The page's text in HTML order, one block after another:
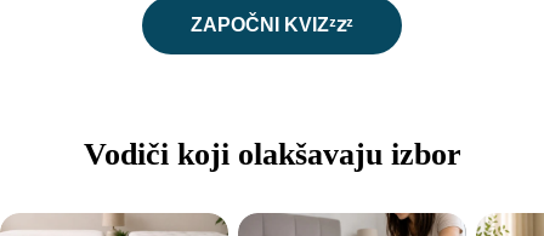
ZAPOČNI KVIZᶻ𝗓ᶻ
Vodiči koji olakšavaju izbor